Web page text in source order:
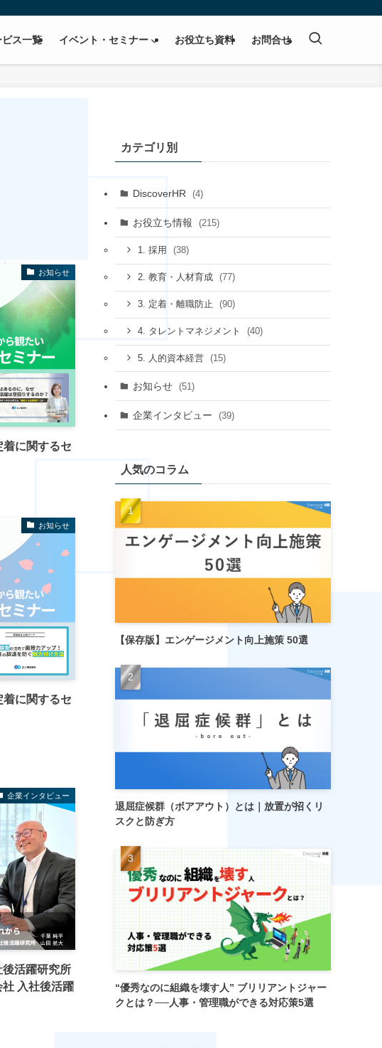
ビス一覧 イベント・セミナー お役立ち資料 お問合せ
お知らせ
着に関するセ
お知らせ
着に関するセ
企業インタビュー
活躍研究所
入社後活躍
カテゴリ別
DiscoverHR (4)
お役立ち情報 (215)
1. 採用 (38)
2. 教育・人材育成 (77)
3. 定着・離職防止 (90)
4. タレントマネジメント (40)
5. 人的資本経営 (15)
お知らせ (51)
企業インタビュー (39)
人気のコラム
【保存版】エンゲージメント向上施策 50選
退屈症候群（ボアアウト）とは｜放置が招くリ
スクと防ぎ方
“優秀なのに組織を壊す人” ブリリアントジャー
クとは？──人事・管理職ができる対応策5選